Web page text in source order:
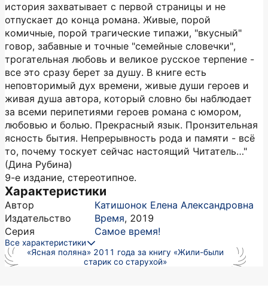
история захватывает с первой страницы и не
отпускает до конца романа. Живые, порой
комичные, порой трагические типажи, "вкусный"
говор, забавные и точные "семейные словечки",
трогательная любовь и великое русское терпение -
все это сразу берет за душу. В книге есть
неповторимый дух времени, живые души героев и
живая душа автора, который словно бы наблюдает
за всеми перипетиями героев романа с юмором,
любовью и болью. Прекрасный язык. Пронзительная
ясность бытия. Непрерывность рода и памяти - всё
то, почему тоскует сейчас настоящий Читатель…"
(Дина Рубина)
9-е издание, стереотипное.
Характеристики
Автор
Катишонок Елена Александровна
Издательство
Время, 2019
Серия
Самое время!
Все характеристики
«Ясная поляна» 2011 года за книгу «Жили-были
старик со старухой»